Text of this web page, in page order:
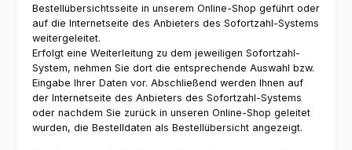
Bestellübersichtsseite in unserem Online-Shop geführt oder
auf die Internetseite des Anbieters des Sofortzahl-Systems
weitergeleitet.
Erfolgt eine Weiterleitung zu dem jeweiligen Sofortzahl-
System, nehmen Sie dort die entsprechende Auswahl bzw.
Eingabe Ihrer Daten vor. Abschließend werden Ihnen auf
der Internetseite des Anbieters des Sofortzahl-Systems
oder nachdem Sie zurück in unseren Online-Shop geleitet
wurden, die Bestelldaten als Bestellübersicht angezeigt.